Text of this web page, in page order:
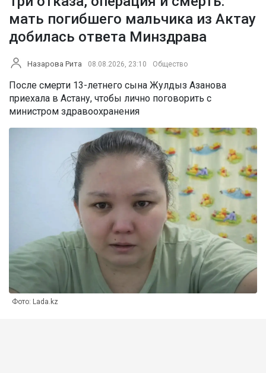
мать погибшего мальчика из Актау
добилась ответа Минздрава
Назарова Рита 08.08.2026, 23:10 Общество
После смерти 13-летнего сына Жулдыз Азанова
приехала в Астану, чтобы лично поговорить с
министром здравоохранения
Фото: Lada.kz